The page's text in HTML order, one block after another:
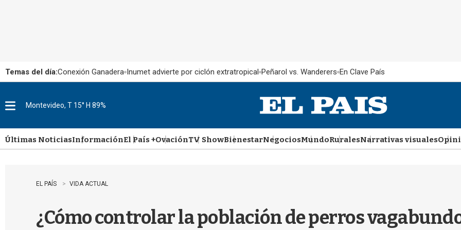
Temas del día:Conexión Ganadera Inumet advierte por ciclón extratropical Peñarol vs. Wanderers En Clave País
u
Montevideo, T 15° H 89%
Últimas NoticiasInformaciónEl País +OvaciónTV ShowBienestarNegociosMundoRuralesNarrativas visuales
EL PAÍS VIDA ACTUAL
¿Cómo controlar la población de perros